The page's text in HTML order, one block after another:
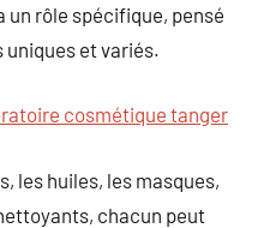
un rôle spécifique, pensé
uniques et variés.
cosmétique tanger
les huiles, les masques,
chacun peut